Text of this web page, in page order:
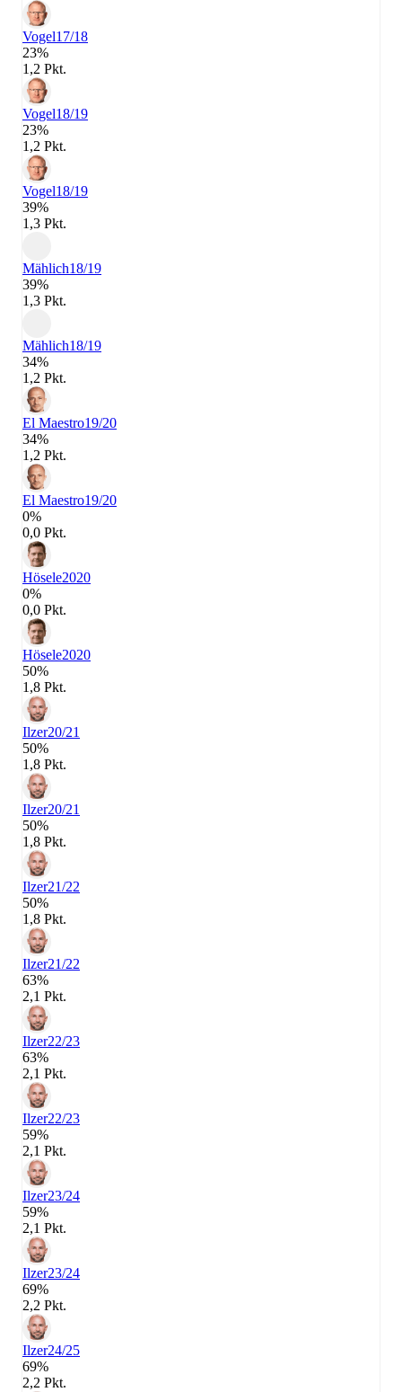
Vogel17/18
23%
1,2 Pkt.
Vogel18/19
23%
1,2 Pkt.
Vogel18/19
39%
1,3 Pkt.
Mählich18/19
39%
1,3 Pkt.
Mählich18/19
34%
1,2 Pkt.
El Maestro19/20
34%
1,2 Pkt.
El Maestro19/20
0%
0,0 Pkt.
Hösele2020
0%
0,0 Pkt.
Hösele2020
50%
1,8 Pkt.
Ilzer20/21
50%
1,8 Pkt.
Ilzer20/21
50%
1,8 Pkt.
Ilzer21/22
50%
1,8 Pkt.
Ilzer21/22
63%
2,1 Pkt.
Ilzer22/23
63%
2,1 Pkt.
Ilzer22/23
59%
2,1 Pkt.
Ilzer23/24
59%
2,1 Pkt.
Ilzer23/24
69%
2,2 Pkt.
Ilzer24/25
69%
2,2 Pkt.